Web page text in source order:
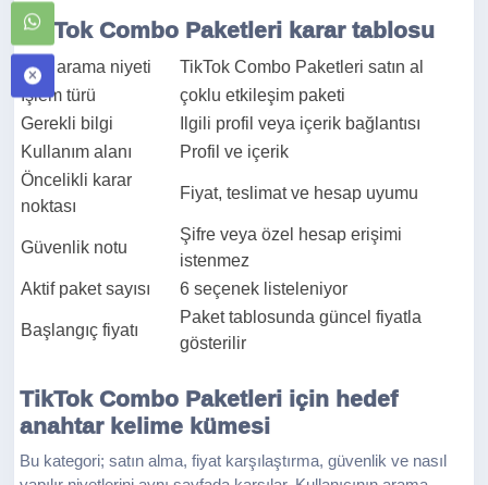
TikTok Combo Paketleri karar tablosu
Ana arama niyeti
TikTok Combo Paketleri satın al
İşlem türü
çoklu etkileşim paketi
Gerekli bilgi
Ilgili profil veya içerik bağlantısı
Kullanım alanı
Profil ve içerik
Öncelikli karar
noktası
Fiyat, teslimat ve hesap uyumu
Güvenlik notu
Şifre veya özel hesap erişimi
istenmez
Aktif paket sayısı
6 seçenek listeleniyor
Başlangıç fiyatı
Paket tablosunda güncel fiyatla
gösterilir
TikTok Combo Paketleri için hedef
anahtar kelime kümesi
Bu kategori; satın alma, fiyat karşılaştırma, güvenlik ve nasıl